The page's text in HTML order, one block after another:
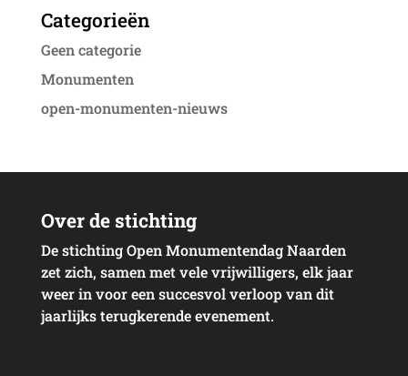
Categorieën
Geen categorie
Monumenten
open-monumenten-nieuws
Over de stichting
De stichting Open Monumentendag Naarden
zet zich, samen met vele vrijwilligers, elk jaar
weer in voor een succesvol verloop van dit
jaarlijks terugkerende evenement.